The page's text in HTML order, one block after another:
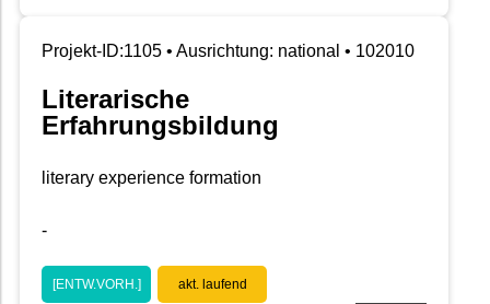
Projekt-ID:1105 • Ausrichtung: national • 102010
Literarische
Erfahrungsbildung
literary experience formation
-
[ENTW.VORH.] akt. laufend